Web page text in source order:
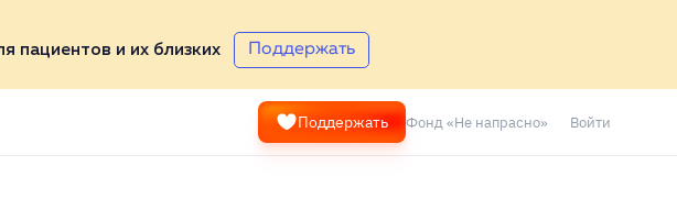
пациентов и их близких Поддержать
Поддержать Фонд «Не напрасно» Войти